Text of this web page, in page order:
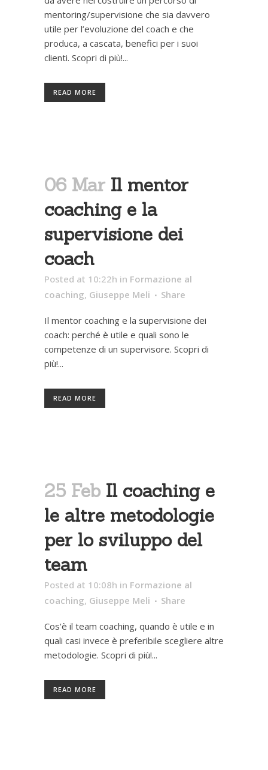
mentoring/supervisione che sia davvero
utile per l’evoluzione del coach e che
produca, a cascata, benefici per i suoi
clienti. Scopri di più!...
READ MORE
06 Mar Il mentor
coaching e la
supervisione dei
coach
Posted at 10:22h in Formazione al
coaching, Giuseppe Meli Share
Il mentor coaching e la supervisione dei
coach: perché è utile e quali sono le
competenze di un supervisore. Scopri di
più!...
READ MORE
25 Feb Il coaching e
le altre metodologie
per lo sviluppo del
team
Posted at 10:08h in Formazione al
coaching, Giuseppe Meli Share
Cos'è il team coaching, quando è utile e in
quali casi invece è preferibile scegliere altre
metodologie. Scopri di più!...
READ MORE